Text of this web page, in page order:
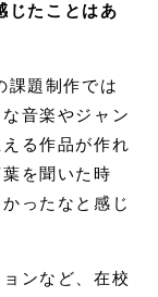
じたことはあ
課題制作では
音楽やジャン
る作品が作れ
を聞いた時
ったなと感じ
ンなど、在校